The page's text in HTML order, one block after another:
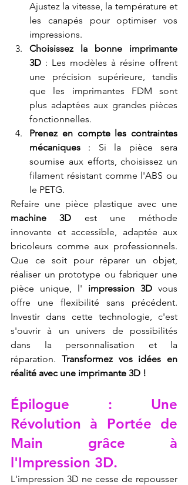
Ajustez la vitesse, la température et
les canapés pour optimiser vos
impressions.
Choisissez la bonne imprimante
3D : Les modèles à résine offrent
une précision supérieure, tandis
que les imprimantes FDM sont
plus adaptées aux grandes pièces
fonctionnelles.
Prenez en compte les contraintes
mécaniques : Si la pièce sera
soumise aux efforts, choisissez un
filament résistant comme l'ABS ou
le PETG.
machine 3D est une méthode
innovante et accessible, adaptée aux
bricoleurs comme aux professionnels.
Que ce soit pour réparer un objet,
réaliser un prototype ou fabriquer une
pièce unique, l' impression 3D vous
offre une flexibilité sans précédent.
Investir dans cette technologie, c'est
s'ouvrir à un univers de possibilités
dans la personnalisation et la
réparation. Transformez vos idées en
réalité avec une imprimante 3D !
Épilogue : Une
Révolution à Portée de
Main grâce à
l'Impression 3D.
L'impression 3D ne cesse de repousser